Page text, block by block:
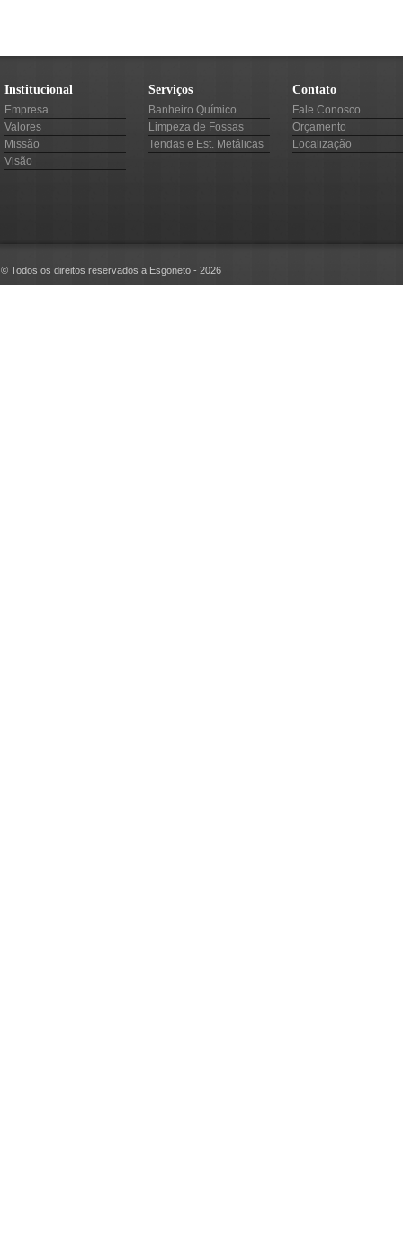
Institucional
Empresa
Valores
Missão
Visão
Serviços
Banheiro Químico
Limpeza de Fossas
Tendas e Est. Metálicas
Contato
Fale Conosco
Orçamento
Localização
© Todos os direitos reservados a Esgoneto - 2026